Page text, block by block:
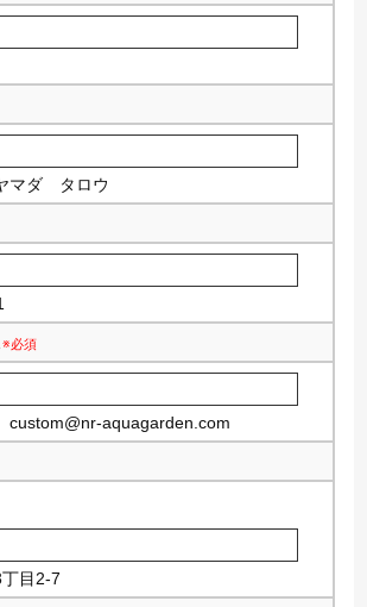
マダ タロウ
※必須
custom@nr-aquagarden.com
目2-7